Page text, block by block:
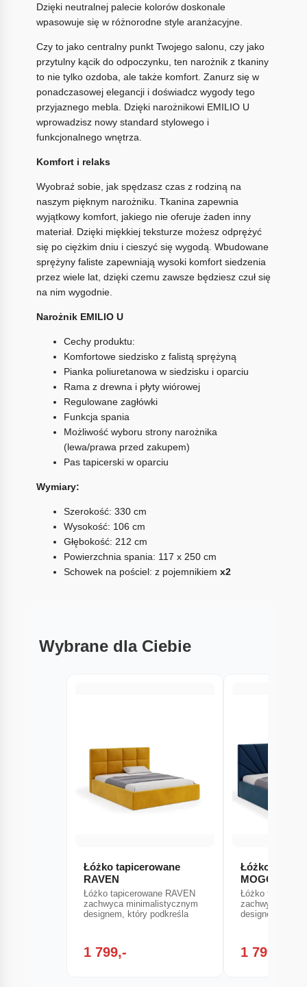
Dzięki neutralnej palecie kolorów doskonale
wpasowuje się w różnorodne style aranżacyjne.
Czy to jako centralny punkt Twojego salonu, czy jako
przytulny kącik do odpoczynku, ten narożnik z tkaniny
to nie tylko ozdoba, ale także komfort. Zanurz się w
ponadczasowej elegancji i doświadcz wygody tego
przyjaznego mebla. Dzięki narożnikowi EMILIO U
wprowadzisz nowy standard stylowego i
funkcjonalnego wnętrza.
Komfort i relaks
Wyobraź sobie, jak spędzasz czas z rodziną na
naszym pięknym narożniku. Tkanina zapewnia
wyjątkowy komfort, jakiego nie oferuje żaden inny
materiał. Dzięki miękkiej teksturze możesz odprężyć
się po ciężkim dniu i cieszyć się wygodą. Wbudowane
sprężyny faliste zapewniają wysoki komfort siedzenia
przez wiele lat, dzięki czemu zawsze będziesz czuł się
na nim wygodnie.
Narożnik EMILIO U
Cechy produktu:
Komfortowe siedzisko z falistą sprężyną
Pianka poliuretanowa w siedzisku i oparciu
Rama z drewna i płyty wiórowej
Regulowane zagłówki
Funkcja spania
Możliwość wyboru strony narożnika
(lewa/prawa przed zakupem)
Pas tapicerski w oparciu
Wymiary:
Szerokość: 330 cm
Wysokość: 106 cm
Głębokość: 212 cm
Powierzchnia spania: 117 x 250 cm
Schowek na pościel: z pojemnikiem x2
Wybrane dla Ciebie
Łóżko tapicerowane
RAVEN
Łóżko tapicerowane RAVEN
zachwyca minimalistycznym
designem, który podkreśla
1 799,-
Łóżko
MOGO
Łóżko
zachwyca
designem, który
1 799,-